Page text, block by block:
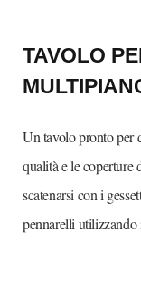
TAVOLO
Un tavolo pronto per
qualità e le
scatenarsi con i
pennarelli